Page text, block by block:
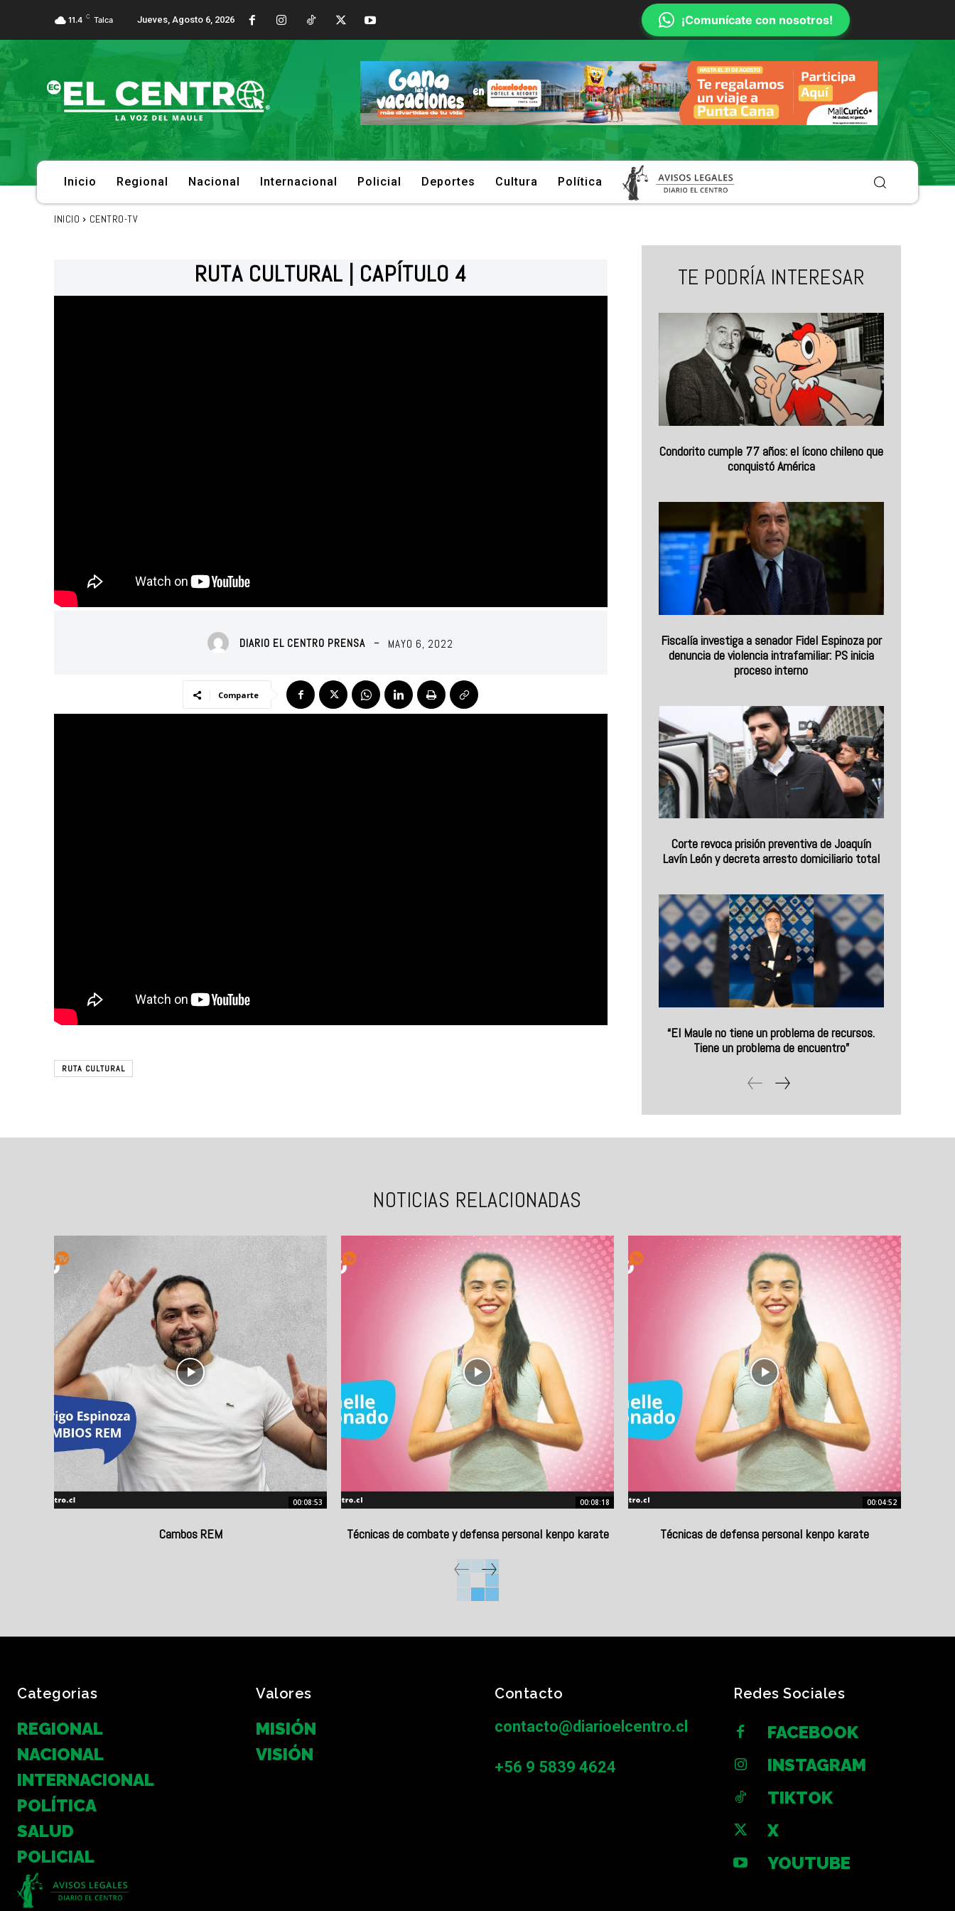
11.4 C Talca Jueves, Agosto 6, 2026 ¡Comunícate con nosotros!
Inicio Regional Nacional Internacional Policial Deportes Cultura Política
INICIO CENTRO-TV
RUTA CULTURAL | CAPÍTULO 4
DIARIO EL CENTRO PRENSA MAYO 6, 2022
Comparte
RUTA CULTURAL
TE PODRÍA INTERESAR
Condorito cumple 77 años: el ícono chileno que
conquistó América
Fiscalía investiga a senador Fidel Espinoza por
denuncia de violencia intrafamiliar: PS inicia
proceso interno
Corte revoca prisión preventiva de Joaquín
Lavín León y decreta arresto domiciliario total
“El Maule no tiene un problema de recursos.
Tiene un problema de encuentro”
NOTICIAS RELACIONADAS
00:08:53
Cambos REM
00:08:18
Técnicas de combate y defensa personal kenpo karate
00:04:52
Técnicas de defensa personal kenpo karate
Categorias
REGIONAL
NACIONAL
INTERNACIONAL
POLÍTICA
SALUD
POLICIAL
Valores
MISIÓN
VISIÓN
Contacto
contacto@diarioelcentro.cl
+56 9 5839 4624
Redes Sociales
FACEBOOK
INSTAGRAM
TIKTOK
X
YOUTUBE